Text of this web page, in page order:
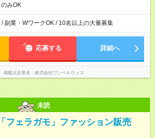
みOK
/ 副業・WワークOK / 10名以上の大量募集
応募する 詳細へ
掲載元企業名 株式会社ワンベルウッズ
未読
フェラガモ」ファッション販売